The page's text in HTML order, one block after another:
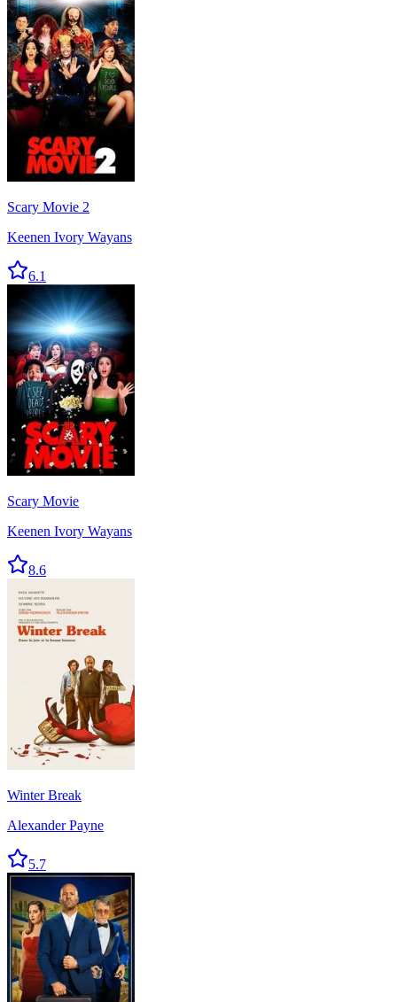
Scary Movie 2
Keenen Ivory Wayans
6.1
Scary Movie
Keenen Ivory Wayans
8.6
Winter Break
Alexander Payne
5.7